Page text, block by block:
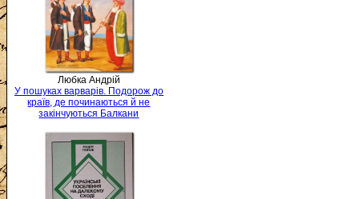
Любка Андрій
У пошуках варварів. Подорож до
країв, де починаються й не
закінчуються Балкани